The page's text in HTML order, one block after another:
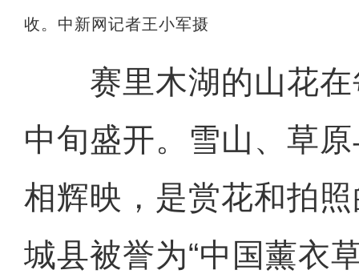
收。中新网记者王小军摄
赛里木湖的山花在
中旬盛开。雪山、草
相辉映，是赏花和拍
城县被誉为“中国薰衣